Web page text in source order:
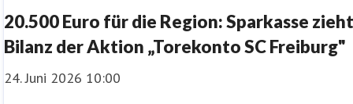
20.500 Euro für die Region: Sparkasse
Bilanz der Aktion „Torekonto SC Freiburg"
24. Juni 2026 10:00